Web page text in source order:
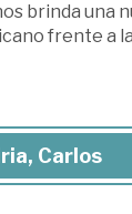
brinda una
frente a
Carlos